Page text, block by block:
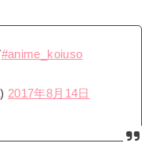
#anime_koiuso
2017年8月14日